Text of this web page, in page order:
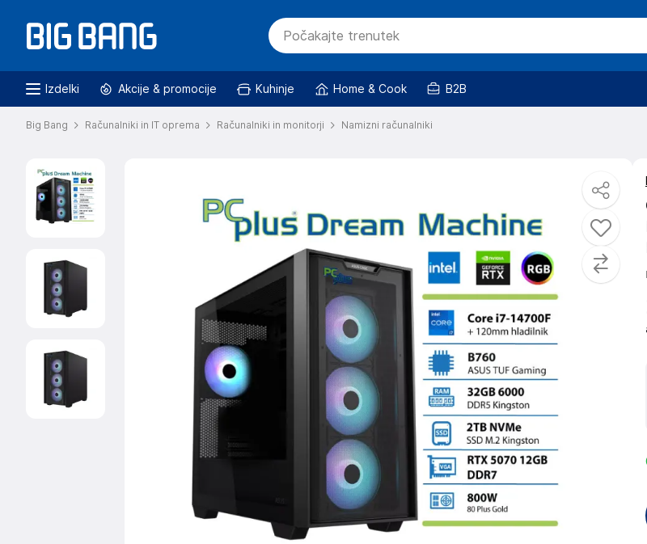
Izdelki Akcije & promocije Kuhinje Home & Cook B2B
Big Bang Računalniki in IT oprema Računalniki in monitorji Namizni računalniki